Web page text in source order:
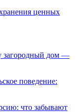
ценных
загородный дом —
поведение:
что забывают